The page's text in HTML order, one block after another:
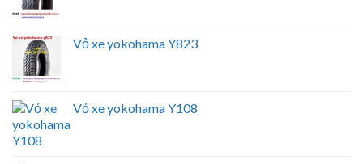
Vỏ xe yokohama Y823
Vỏ xe yokohama Y108